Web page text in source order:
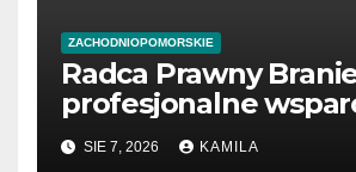
ZACHODNIOPOMORSKIE
Radca Prawny
profesjonalne
sprawach prawnych
SIE 7, 2026 KAMILA